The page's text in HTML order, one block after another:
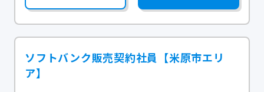
ソフトバンク販売契約社員【米原市エリ
ア】